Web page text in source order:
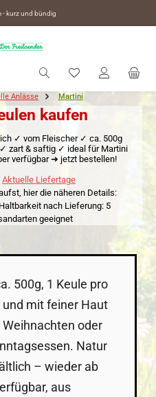
- kurz und bündig
Du hast 0
Anlässe Martini
kaufen
✓ vom Fleischer ✓ ca. 500g
zart & saftig ✓ ideal für Martini
verfügbar ➜ jetzt bestellen!
Aktuelle Liefertage
hier die näheren Details:
Haltbarkeit nach Lieferung: 5
geeignet
500g, 1 Keule pro
mit feiner Haut
oder
Natur
– wieder ab
aus